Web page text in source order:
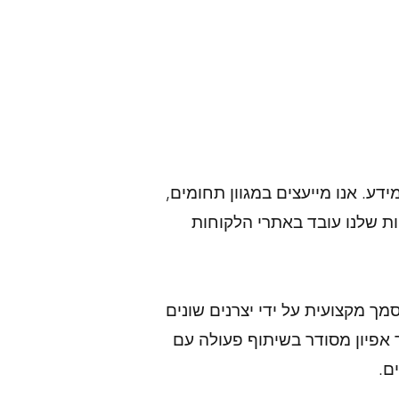
אנו מייעצים במגוון תחומים,
שלנו עובד באתרי הלקוחות
מקצועית על ידי יצרנים שונים
אפיון מסודר בשיתוף פעולה עם